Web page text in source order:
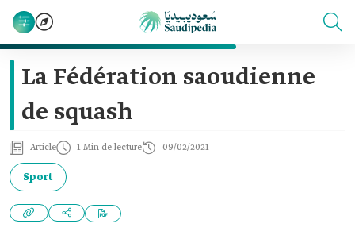
La Fédération saoudienne
de squash
Article 1 Min de lecture 09/02/2021
Sport